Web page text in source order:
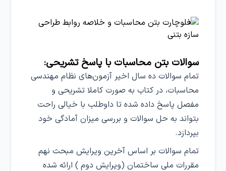
سوالات بتن محاسبات با پاسخ تشریحی:
تمام سوالات ده سال اخیر آزمون‌های نظام مهندسی
محاسبات، در کتاب به صورت کاملا تشریحی و
مفصل پاسخ داده شده تا داوطلب با خیالی راحت
بتواند به حل سوالات و بررسی میزان آمادگی خود
بپردازد.
تمام سوالات بر اساس آخرین ویرایش مبحث نهم
مقررات ملی ساختمان (ویرایش دوم ) ارائه شده